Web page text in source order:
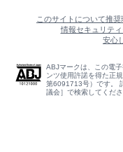
このサイトについて推奨
情報セキュリテ
安心
ABJマークは、この電
ンツ使用許諾を得た正
第6091713号）です。
議会］で検索してくださ